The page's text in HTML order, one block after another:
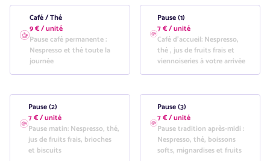
Café / Thé
9 € / unité
Pause café permanente :
Nespresso et thé toute la
journée
Pause (1)
7 € / unité
Café d'accueil: Nespresso,
thé , jus de fruits frais et
viennoiseries à votre arrivée
Pause (2)
7 € / unité
Pause matin: Nespresso, thé,
jus de fruits frais, brioches
et biscuits
Pause (3)
7 € / unité
Pause tradition après-midi :
Nespresso, thé, boissons
softs, mignardises et fruits